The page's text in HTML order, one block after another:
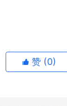
赞 (0)